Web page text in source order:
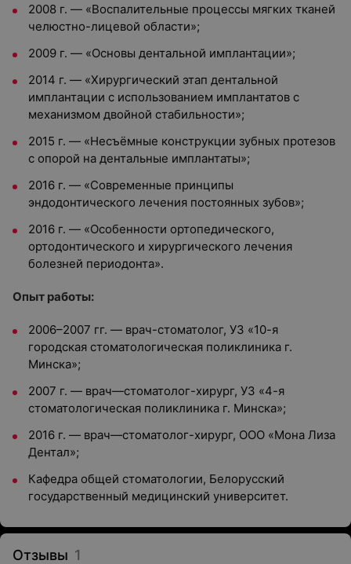
2008 г. — «Воспалительные процессы мягких тканей
челюстно-лицевой области»;
2009 г. — «Основы дентальной имплантации»;
2014 г. — «Хирургический этап дентальной
имплантации с использованием имплантатов с
механизмом двойной стабильности»;
2015 г. — «Несъёмные конструкции зубных протезов
с опорой на дентальные имплантаты»;
2016 г. — «Современные принципы
эндодонтического лечения постоянных зубов»;
2016 г. — «Особенности ортопедического,
ортодонтического и хирургического лечения
болезней периодонта».
Опыт работы:
2006–2007 гг. — врач-стоматолог, УЗ «10-я
городская стоматологическая поликлиника г.
Минска»;
2007 г. — врач—стоматолог-хирург, УЗ «4-я
стоматологическая поликлиника г. Минска»;
2016 г. — врач—стоматолог-хирург, ООО «Мона Лиза
Дентал»;
Кафедра общей стоматологии, Белорусский
государственный медицинский университет.
Отзывы 1